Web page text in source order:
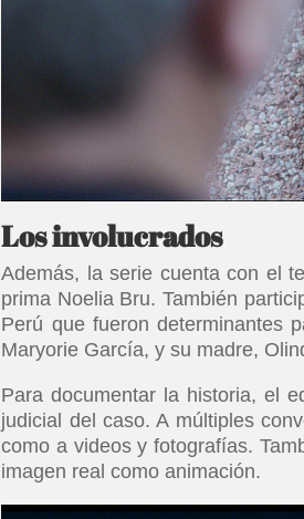
Los involucrados
Además, la serie cuenta con el
prima Noelia Bru. También
Perú que fueron determinantes
Maryorie García, y su madre,
Para documentar la historia, el
judicial del caso. A múltiples
como a videos y fotografías.
imagen real como animación.